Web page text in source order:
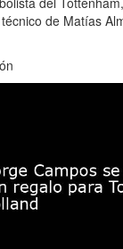
de Matías